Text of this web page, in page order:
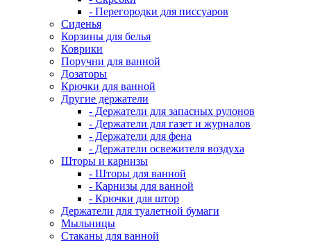
- Перегородки для писсуаров
Сиденья
Корзины для белья
Коврики
Поручни для ванной
Дозаторы
Крючки для ванной
Другие держатели
- Держатели для запасных рулонов
- Держатели для газет и журналов
- Держатели для фена
- Держатели освежителя воздуха
Шторы и карнизы
- Шторы для ванной
- Карнизы для ванной
- Крючки для штор
Держатели для туалетной бумаги
Мыльницы
Стаканы для ванной